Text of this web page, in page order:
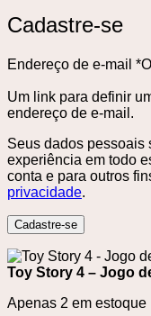
Cadastre-se
Endereço de e-mail *
Um link para definir
endereço de e-mail.
Seus dados pessoais
experiência em todo
conta e para outros
privacidade.
Cadastre-se
Toy Story 4 – Jogo
Apenas 2 em estoque